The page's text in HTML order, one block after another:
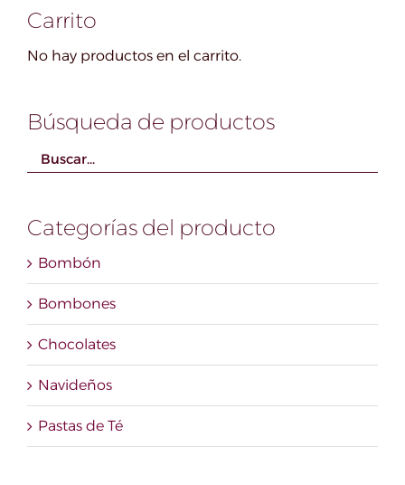
Carrito
No hay productos en el carrito.
Búsqueda de productos
Categorías del producto
Bombón
Bombones
Chocolates
Navideños
Pastas de Té